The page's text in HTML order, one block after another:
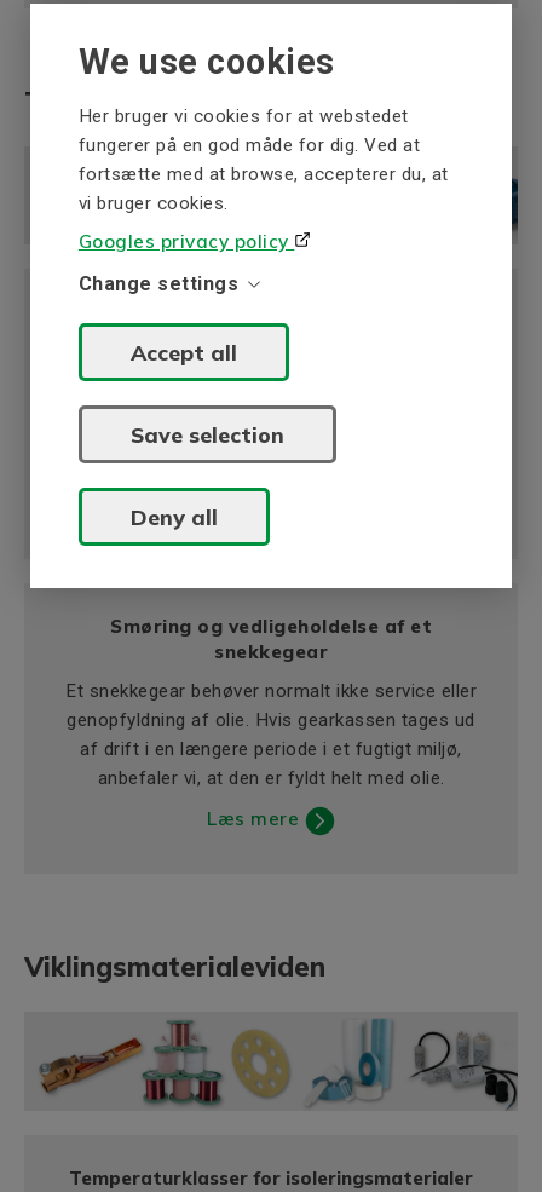
We use cookies
Her bruger vi cookies for at webstedet
fungerer på en god måde for dig. Ved at
fortsætte med at browse, accepterer du, at
vi bruger cookies.
Googles privacy policy
Change settings
Accept all
Save selection
Deny all
Transmissionsviden
Faktorer, der skal overvejes, når du vælger det
rigtige gear til en given applikation.
Smøring og vedligeholdelse af et
snekkegear
Et snekkegear behøver normalt ikke service eller
genopfyldning af olie. Hvis gearkassen tages ud
af drift i en længere periode i et fugtigt miljø,
anbefaler vi, at den er fyldt helt med olie.
Læs mere
Viklingsmaterialeviden
Temperaturklasser for isoleringsmaterialer